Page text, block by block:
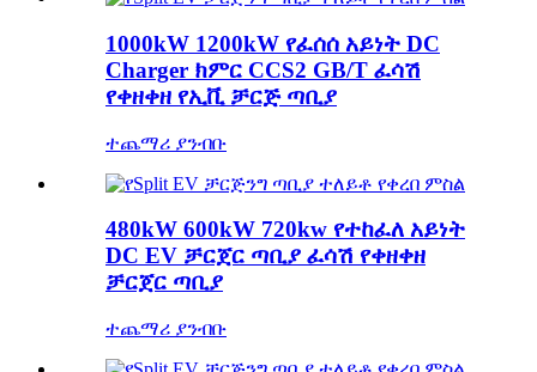
1000kW 1200kW የፈሰሰ አይነት DC
Charger ክምር CCS2 GB/T ፈሳሽ
የቀዘቀዘ የኢቪ ቻርጅ ጣቢያ
ተጨማሪ ያንብቡ
480kW 600kW 720kw የተከፈለ አይነት
DC EV ቻርጀር ጣቢያ ፈሳሽ የቀዘቀዘ
ቻርጀር ጣቢያ
ተጨማሪ ያንብቡ